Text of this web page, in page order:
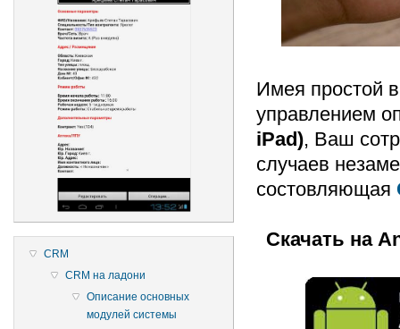
CRM
CRM на ладони
Описание основных
модулей системы
Имея простой
управлением
iPad), Ваш
случаев
состовляющая
Скачать на